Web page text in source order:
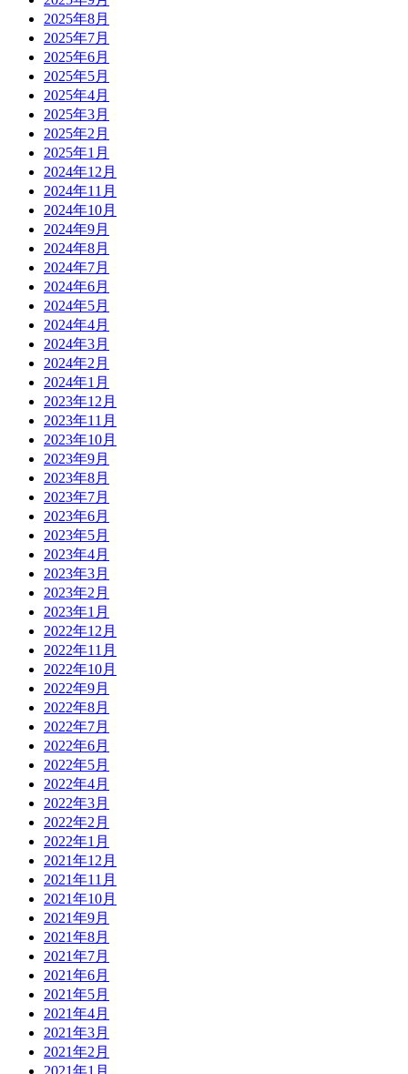
2025年8月
2025年7月
2025年6月
2025年5月
2025年4月
2025年3月
2025年2月
2025年1月
2024年12月
2024年11月
2024年10月
2024年9月
2024年8月
2024年7月
2024年6月
2024年5月
2024年4月
2024年3月
2024年2月
2024年1月
2023年12月
2023年11月
2023年10月
2023年9月
2023年8月
2023年7月
2023年6月
2023年5月
2023年4月
2023年3月
2023年2月
2023年1月
2022年12月
2022年11月
2022年10月
2022年9月
2022年8月
2022年7月
2022年6月
2022年5月
2022年4月
2022年3月
2022年2月
2022年1月
2021年12月
2021年11月
2021年10月
2021年9月
2021年8月
2021年7月
2021年6月
2021年5月
2021年4月
2021年3月
2021年2月
2021年1月